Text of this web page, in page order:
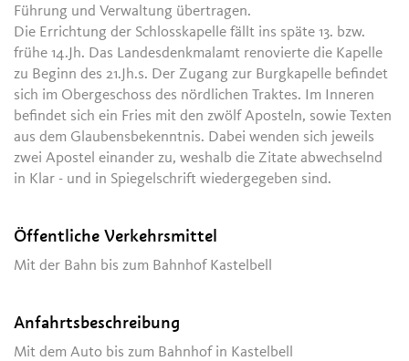
Führung und Verwaltung übertragen.
Die Errichtung der Schlosskapelle fällt ins späte 13. bzw.
frühe 14.Jh. Das Landesdenkmalamt renovierte die Kapelle
zu Beginn des 21.Jh.s. Der Zugang zur Burgkapelle befindet
sich im Obergeschoss des nördlichen Traktes. Im Inneren
befindet sich ein Fries mit den zwölf Aposteln, sowie Texten
aus dem Glaubensbekenntnis. Dabei wenden sich jeweils
zwei Apostel einander zu, weshalb die Zitate abwechselnd
in Klar - und in Spiegelschrift wiedergegeben sind.
Öffentliche Verkehrsmittel
Mit der Bahn bis zum Bahnhof Kastelbell
Anfahrtsbeschreibung
Mit dem Auto bis zum Bahnhof in Kastelbell